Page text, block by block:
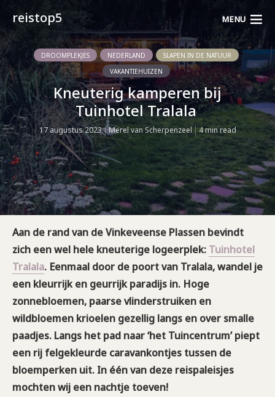
reistop5 MENU
DROOMPLEKJES NEDERLAND
SLAPEN IN DE NATUUR
VAKANTIEHUIZEN
Kneuterig kamperen bij
Tuinhotel Tralala
17 augustus 2023 Merel van Scherpenzeel 4 min read
Aan de rand van de Vinkeveense Plassen bevindt
zich een wel hele kneuterige logeerplek: Tuinhotel
Tralala. Eenmaal door de poort van Tralala, wandel je
een kleurrijk en geurrijk paradijs in. Hoge
zonnebloemen, paarse vlinderstruiken en
wildbloemen krioelen gezellig langs en over smalle
paadjes. Langs het pad naar ‘het Tuincentrum’ piept
een rij felgekleurde caravankontjes tussen de
bloemperken uit. In één van deze reispaleisjes
mochten wij een nachtje toeven!